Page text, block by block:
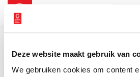
Deze website maakt gebruik van
We gebruiken cookies om content